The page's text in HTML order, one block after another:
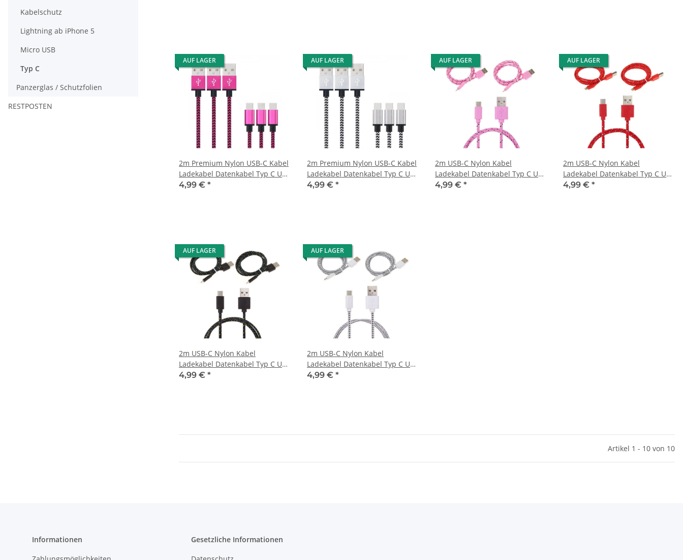
AUF LAGER
2m Premium Nylon USB-C Kabel
Ladekabel Datenkabel Typ C USB
2.0 Pink
4,99 € *
AUF LAGER
2m Premium Nylon USB-C Kabel
Ladekabel Datenkabel Typ C USB
2.0 Silber
4,99 € *
AUF LAGER
2m USB-C Nylon Kabel
Ladekabel Datenkabel Typ C USB
2.0 Rosa
4,99 € *
AUF LAGER
2m USB-C Nylon Kabel
Ladekabel Datenkabel Typ C USB
2.0 Rot
4,99 € *
AUF LAGER
2m USB-C Nylon Kabel
Ladekabel Datenkabel Typ C USB
2.0 Schwarz
4,99 € *
AUF LAGER
2m USB-C Nylon Kabel
Ladekabel Datenkabel Typ C USB
2.0 Weiß
4,99 € *
Artikel 1 - 10 von 10
Kabelschutz
Lightning ab iPhone 5
Micro USB
Typ C
Panzerglas / Schutzfolien
RESTPOSTEN
Informationen Gesetzliche Informationen